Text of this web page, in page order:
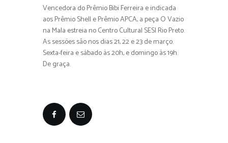
Vencedora do Prêmio Bibi Ferreira e indicada
aos Prêmio Shell e Prêmio APCA, a peça O Vazio
na Mala estreia no Centro Cultural SESI Rio Preto.
As sessões são nos dias 21, 22 e 23 de março.
Sexta-feira e sábado às 20h, e domingo às 19h.
De graça.